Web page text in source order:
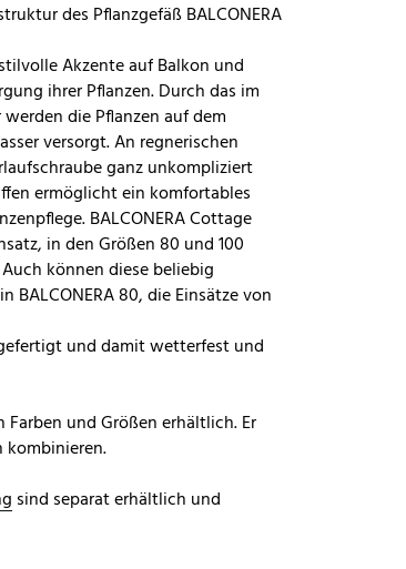
des Pflanzgefäß BALCONERA
Akzente auf Balkon und
ihrer Pflanzen. Durch das im
die Pflanzen auf dem
versorgt. An regnerischen
ganz unkompliziert
ermöglicht ein komfortables
BALCONERA Cottage
in den Größen 80 und 100
können diese beliebig
BALCONERA 80, die Einsätze von
und damit wetterfest und
Farben und Größen erhältlich. Er
kombinieren.
sind separat erhältlich und